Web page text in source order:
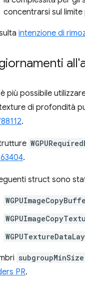
concentrarsi sul
intenzione di
più possibile
di profondità
.
.
struct sono
subgroupMinSize
PR.